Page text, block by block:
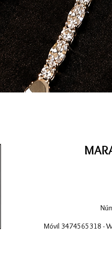
Móvil 3474565318 -